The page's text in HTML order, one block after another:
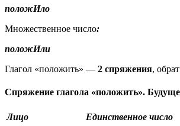
положИло
Множественное число:
положИли
Глагол «положить» — 2 спряжения,
Спряжение глагола «положить».
Лицо Единственное число